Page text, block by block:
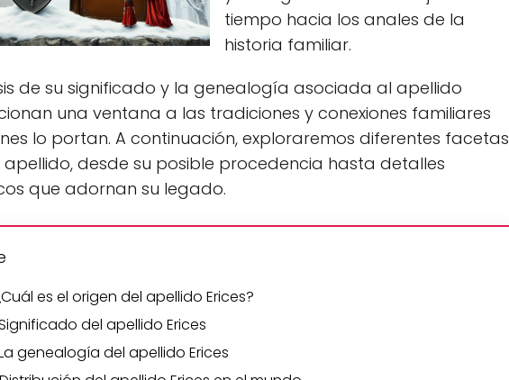
tiempo hacia los anales de la
historia familiar.
de su significado y la genealogía asociada al apellido
una ventana a las tradiciones y conexiones familiares
lo portan. A continuación, exploraremos diferentes facetas
apellido, desde su posible procedencia hasta detalles
que adornan su legado.
es el origen del apellido Erices?
del apellido Erices
genealogía del apellido Erices